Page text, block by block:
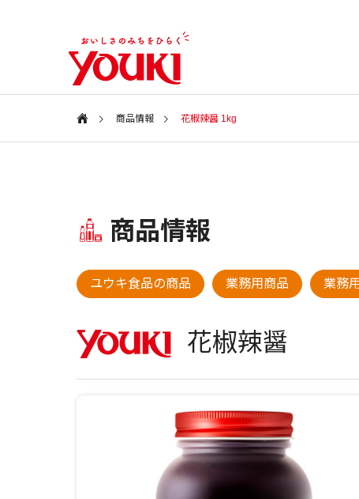
特集ページ
SPECIAL
2026年 春の新商品 2025年
会社情報
ユウキ食品
商品情報 花椒辣醤 1kg
商品情報
ユウキ食品の商品 業務用商品 業務
花椒辣醤